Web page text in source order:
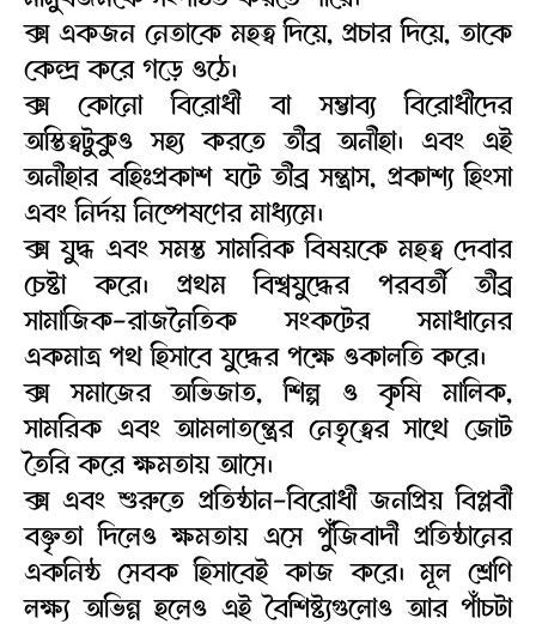
ক্স একজন নেতাকে মহত্ব দিয়ে, প্রচার দিয়ে, তাকে
কেন্দ্র করে গড়ে ওঠে।
ক্স কোনো বিরোধী বা সম্ভাব্য বিরোধীদের
অস্তিত্বটুকুও সহ্য করতে তীব্র অনীহা। এবং এই
অনীহার বহিঃপ্রকাশ ঘটে তীব্র সন্ত্রাস, প্রকাশ্য হিংসা
এবং নির্দয় নিষ্পেষণের মাধ্যমে।
ক্স যুদ্ধ এবং সমস্ত সামরিক বিষয়কে মহত্ব দেবার
চেষ্টা করে। প্রথম বিশ্বযুদ্ধের পরবর্তী তীব্র
সামাজিক-রাজনৈতিক সংকটের সমাধানের
একমাত্র পথ হিসাবে যুদ্ধের পক্ষে ওকালতি করে।
ক্স সমাজের অভিজাত, শিল্প ও কৃষি মালিক,
সামরিক এবং আমলাতন্ত্রের নেতৃত্বের সাথে জোট
তৈরি করে ক্ষমতায় আসে।
ক্স এবং শুরুতে প্রতিষ্ঠান-বিরোধী জনপ্রিয় বিপ্লবী
বক্তৃতা দিলেও ক্ষমতায় এসে পুঁজিবাদী প্রতিষ্ঠানের
একনিষ্ঠ সেবক হিসাবেই কাজ করে। মূল শ্রেণি
লক্ষ্য অভিন্ন হলেও এই বৈশিষ্ট্যগুলোও আর পাঁচটা